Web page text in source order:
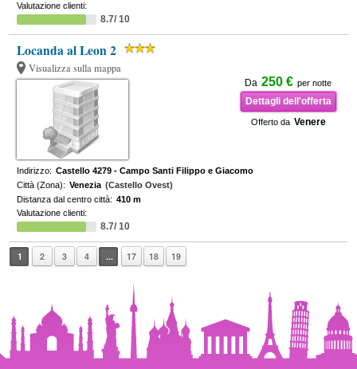
Valutazione clienti:
8.7/ 10
Locanda al Leon 2
Visualizza sulla mappa
Da 250 € per notte
Dettagli dell'offerta
Offerto da Venere
Indirizzo: Castello 4279 - Campo Santi Filippo e Giacomo
Città (Zona): Venezia (Castello Ovest)
Distanza dal centro città: 410 m
Valutazione clienti:
8.7/ 10
1 2 3 4 ... 17 18 19